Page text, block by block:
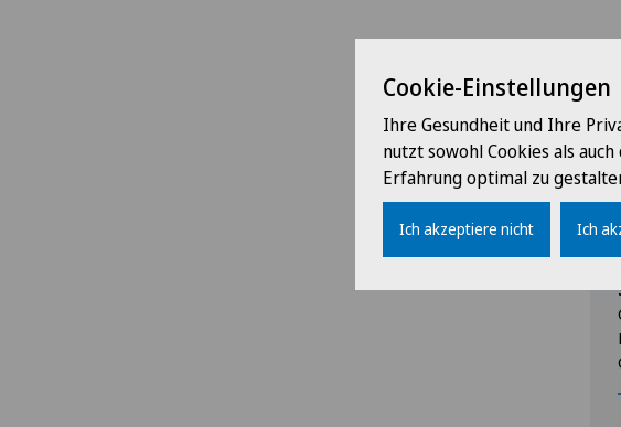
Cookie-Einstellungen
Ihre Gesundheit und Ihre
nutzt sowohl Cookies als
Erfahrung optimal zu
Ich akzeptiere nicht Ich